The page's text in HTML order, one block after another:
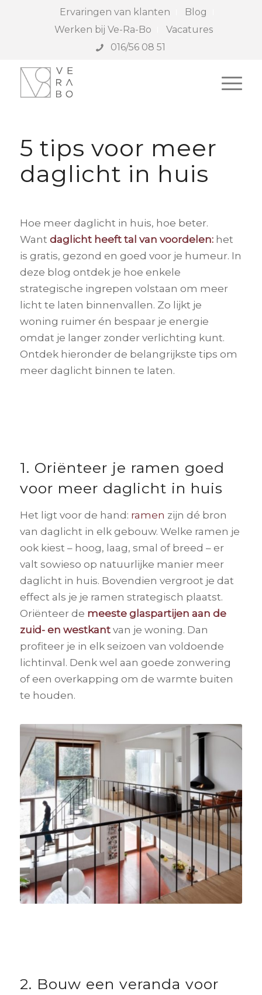
Ervaringen van klanten
Blog
Werken bij Ve-Ra-Bo
Vacatures
016/56 08 51
5 tips voor meer
daglicht in huis
Hoe meer daglicht in huis, hoe beter.
Want daglicht heeft tal van voordelen:het
is gratis, gezond en goed voor je humeur. In
deze blog ontdek je hoe enkele
strategische ingrepen volstaan om meer
licht te laten binnenvallen. Zo lijkt je
woning ruimer én bespaar je energie
omdat je langer zonder verlichting kunt.
Ontdek hieronder de belangrijkste tips om
meer daglicht binnen te laten.
1. Oriënteer je ramen goed
voor meer daglicht in huis
Het ligt voor de hand: ramen zijn dé bron
van daglicht in elk gebouw. Welke ramen je
ook kiest – hoog, laag, smal of breed – er
valt sowieso op natuurlijke manier meer
daglicht in huis. Bovendien vergroot je dat
effect als je je ramen strategisch plaatst.
Oriënteer de meeste glaspartijen aan de
zuid- en westkantvan je woning. Dan
profiteer je in elk seizoen van voldoende
lichtinval. Denk wel aan goede zonwering
of een overkapping om de warmte buiten
te houden.
2. Bouw een veranda voor